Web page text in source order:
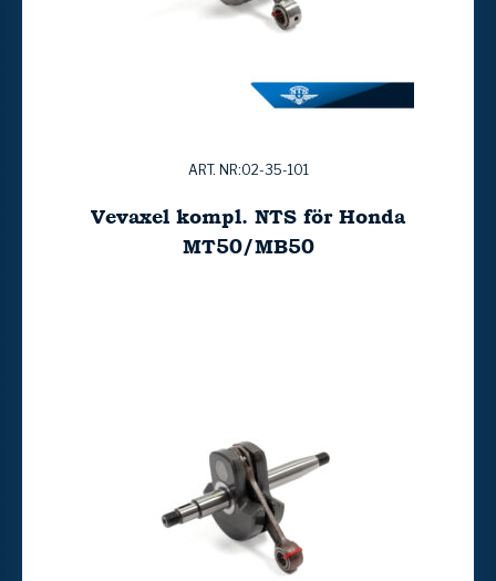
ART. NR:02-35-101
Vevaxel kompl. NTS för Honda
MT50/MB50